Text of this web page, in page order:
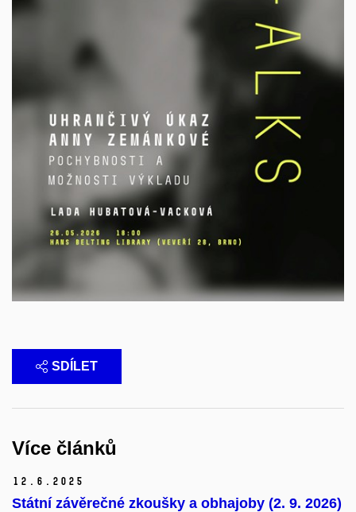
SDÍLET
Více článků
12. 6. 2025
Státní závěrečné zkoušky a obhajoby (2. 9. 2026)